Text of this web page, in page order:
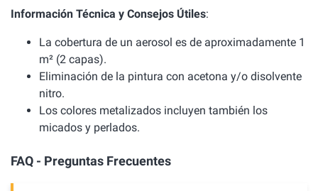
Información Técnica y Consejos Útiles:
La cobertura de un aerosol es de aproximadamente 1
m² (2 capas).
Eliminación de la pintura con acetona y/o disolvente
nitro.
Los colores metalizados incluyen también los
micados y perlados.
FAQ - Preguntas Frecuentes